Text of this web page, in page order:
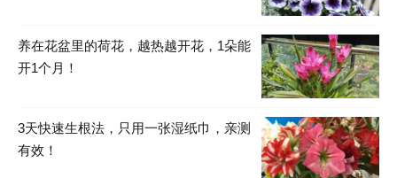
养在花盆里的荷花，越热越开花，1朵能
开1个月！
3天快速生根法，只用一张湿纸巾，亲测
有效！